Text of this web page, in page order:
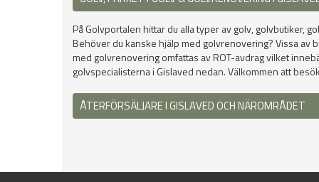
På Golvportalen hittar du alla typer av golv, golvbutiker,
Behöver du kanske hjälp med golvrenovering? Vissa av
med golvrenovering omfattas av ROT-avdrag vilket
golvspecialisterna i Gislaved nedan. Välkommen att
ÅTERFÖRSÄLJARE I GISLAVED OCH NÄROMRÅDET